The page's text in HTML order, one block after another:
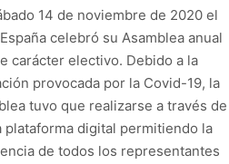
14 de noviembre de 2020 el
celebró su Asamblea anual
carácter electivo. Debido a la
provocada por la Covid-19, la
tuvo que realizarse a través de
plataforma digital permitiendo la
de todos los representantes